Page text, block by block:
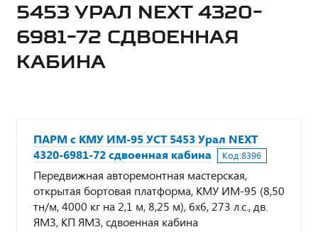
5453 УРАЛ NEXT 4320-
6981-72 СДВОЕННАЯ
КАБИНА
ПАРМ с КМУ ИМ-95 УСТ 5453 Урал NEXT
4320-6981-72 сдвоенная кабина
Код:8396
Передвижная авторемонтная мастерская,
открытая бортовая платформа, КМУ ИМ-95 (8,50
тн/м, 4000 кг на 2,1 м, 8,25 м), 6х6, 273 л.с., дв.
ЯМЗ, КП ЯМЗ, сдвоенная кабина